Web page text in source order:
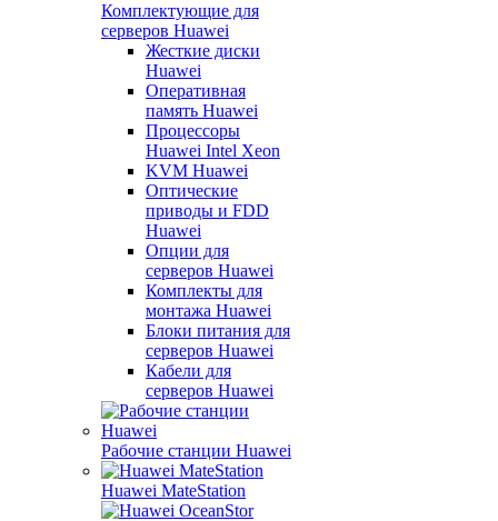
Комплектующие для
серверов Huawei
Жесткие диски
Huawei
Оперативная
память Huawei
Процессоры
Huawei Intel Xeon
KVM Huawei
Оптические
приводы и FDD
Huawei
Опции для
серверов Huawei
Комплекты для
монтажа Huawei
Блоки питания для
серверов Huawei
Кабели для
серверов Huawei
Рабочие станции Huawei
Huawei MateStation